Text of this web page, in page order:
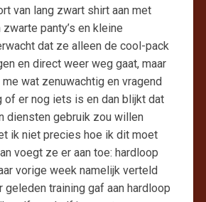
van lang zwart shirt aan met
panty’s en kleine
dat ze alleen de cool-pack
en direct weer weg gaat, maar
wat zenuwachtig en vragend
of er nog iets is en dan blijkt dat
diensten gebruik zou willen
ik niet precies hoe ik dit moet
voegt ze er aan toe: hardloop
vorige week namelijk verteld
geleden training gaf aan hardloop